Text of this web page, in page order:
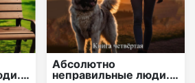
Абсолютно
неправильные люди.